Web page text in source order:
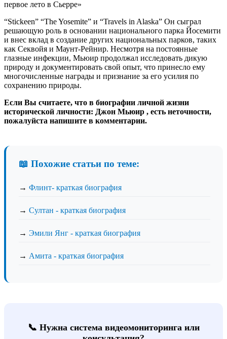
первое лето в Сьерре»
“Stickeen” “The Yosemite” и “Travels in Alaska” Он сыграл
решающую роль в основании национального парка Йосемити
и внес вклад в создание других национальных парков, таких
как Секвойя и Маунт-Рейнир. Несмотря на постоянные
глазные инфекции, Мьюир продолжал исследовать дикую
природу и документировать свой опыт, что принесло ему
многочисленные награды и признание за его усилия по
сохранению природы.
Если Вы считаете, что в биографии личной жизни
исторической личности: Джон Мьюир , есть неточности,
пожалуйста напишите в комментарии.
📖 Похожие статьи по теме:
→ Флинт- краткая биография
→ Султан - краткая биография
→ Эмили Янг - краткая биография
→ Амита - краткая биография
📞 Нужна система видеомониторинга или